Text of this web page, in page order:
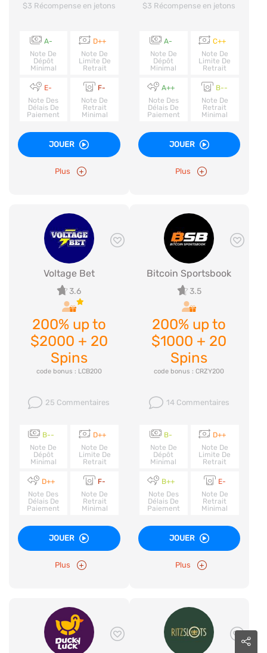
A-
Note De
Dépôt
Minimal
D++
Note De
Limite De
Retrait
E-
Note Des
Délais De
Paiement
F-
Note De
Retrait
Minimal
$3 Récompense en jetons
Plus
JOUER
A-
Note De
Dépôt
Minimal
C++
Note De
Limite De
Retrait
A++
Note Des
Délais De
Paiement
B--
Note De
Retrait
Minimal
$3 Récompense en jetons
Plus
JOUER
Voltage Bet
3.6
200% up to
$2000 + 20
Spins
code bonus : LCB200
B--
Note De
Dépôt
Minimal
D++
Note De
Limite De
Retrait
D++
Note Des
Délais De
Paiement
F-
Note De
Retrait
Minimal
25 Commentaires
Plus
JOUER
Bitcoin Sportsbook
3.5
200% up to
$1000 + 20
Spins
code bonus : CRZY200
B-
Note De
Dépôt
Minimal
D++
Note De
Limite De
Retrait
B++
Note Des
Délais De
Paiement
E-
Note De
Retrait
Minimal
14 Commentaires
Plus
JOUER